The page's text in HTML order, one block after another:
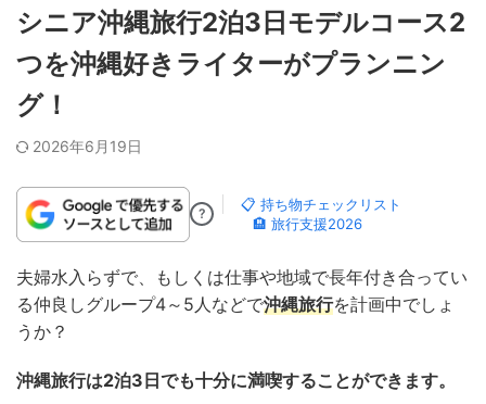
シニア沖縄旅行2泊3日モデルコース2
つを沖縄好きライターがプランニン
グ！
2026年6月19日
?
📋 持ち物チェックリスト
🏨 旅行支援2026
夫婦水入らずで、もしくは仕事や地域で長年付き合ってい
る仲良しグループ4～5人などで沖縄旅行を計画中でしょ
うか？
沖縄旅行は2泊3日でも十分に満喫することができます。